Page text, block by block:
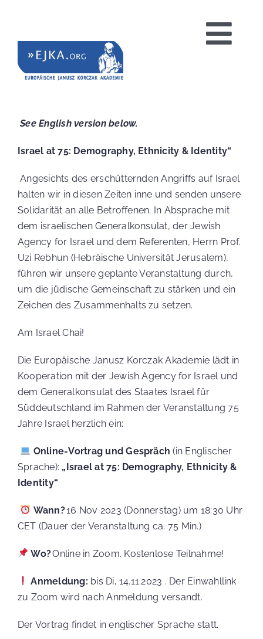
springen
PROJEKTE
BILDUNGSANGEBOTE
EVENTS
SPENDE
nach:
See English version below.
Israel at 75: Demography, Ethnicity & Identity“
Angesichts des erschütternden Angriffs auf Israel
halten wir in diesen Zeiten inne und senden unsere
Solidarität an alle Betroffenen. In Absprache mit
dem israelischen Generalkonsulat, der Jewish
Agency for Israel und dem Referenten, Herrn Prof.
Uzi Rebhun (Hebräische Universität Jerusalem),
führen wir unsere geplante Veranstaltung durch,
um die jüdische Gemeinschaft zu stärken und ein
Zeichen des Zusammenhalts zu setzen.
Am Israel Chai!
Die Europäische Janusz Korczak Akademie lädt in
Kooperation mit der Jewish Agency for Israel und
dem Generalkonsulat des Staates Israel für
Süddeutschland im Rahmen der Veranstaltung 75
Jahre Israel herzlich ein:
Online-Vortrag und Gespräch(in Englischer
Sprache): „Israel at 75: Demography, Ethnicity &
Identity“
Wann?16 Nov 2023 (Donnerstag) um 18:30 Uhr
CET (Dauer der Veranstaltung ca. 75 Min.)
Wo?Online in Zoom. Kostenlose Teilnahme!
Anmeldung: bis Di, 14.11.2023 . Der Einwahllink
zu Zoom wird nach Anmeldung versandt.
Der Vortrag findet in englischer Sprache statt.